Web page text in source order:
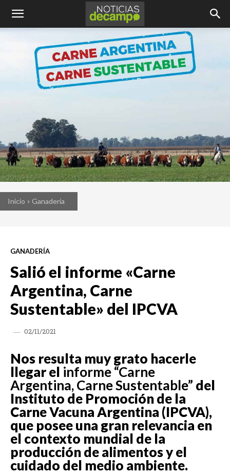
Inicio Ganadería
GANADERÍA
Salió el informe «Carne
Argentina, Carne
Sustentable» del IPCVA
02/11/2021
Nos resulta muy grato hacerle
llegar el informe “Carne
Argentina, Carne Sustentable” del
Instituto de Promoción de la
Carne Vacuna Argentina (IPCVA),
que posee una gran relevancia en
el contexto mundial de la
producción de alimentos y el
cuidado del medio ambiente.